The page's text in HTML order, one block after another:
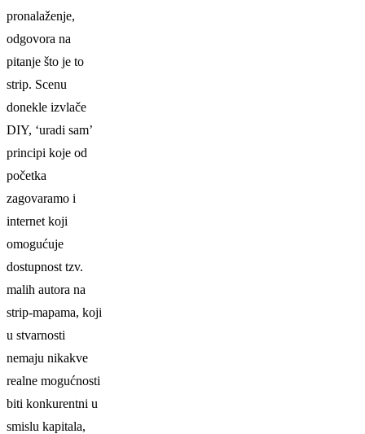
pronalaženje,
odgovora na
pitanje što je to
strip. Scenu
donekle izvlače
DIY, ‘uradi sam’
principi koje od
početka
zagovaramo i
internet koji
omogućuje
dostupnost tzv.
malih autora na
strip-mapama, koji
u stvarnosti
nemaju nikakve
realne mogućnosti
biti konkurentni u
smislu kapitala,